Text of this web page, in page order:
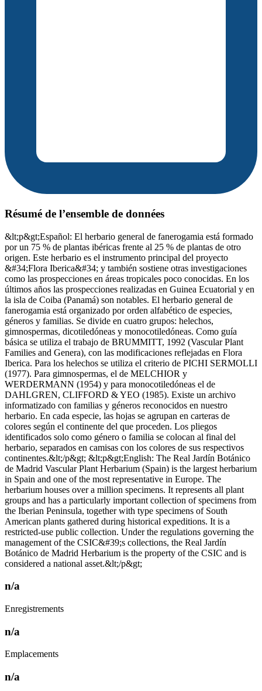
Résumé de l’ensemble de données
&lt;p&gt;Español: El herbario general de fanerogamia está formado
por un 75 % de plantas ibéricas frente al 25 % de plantas de otro
origen. Este herbario es el instrumento principal del proyecto
&#34;Flora Iberica&#34; y también sostiene otras investigaciones
como las prospecciones en áreas tropicales poco conocidas. En los
últimos años las prospecciones realizadas en Guinea Ecuatorial y en
la isla de Coiba (Panamá) son notables. El herbario general de
fanerogamia está organizado por orden alfabético de especies,
géneros y familias. Se divide en cuatro grupos: helechos,
gimnospermas, dicotiledóneas y monocotiledóneas. Como guía
básica se utiliza el trabajo de BRUMMITT, 1992 (Vascular Plant
Families and Genera), con las modificaciones reflejadas en Flora
Iberica. Para los helechos se utiliza el criterio de PICHI SERMOLLI
(1977). Para gimnospermas, el de MELCHIOR y
WERDERMANN (1954) y para monocotiledóneas el de
DAHLGREN, CLIFFORD & YEO (1985). Existe un archivo
informatizado con familias y géneros reconocidos en nuestro
herbario. En cada especie, las hojas se agrupan en carteras de
colores según el continente del que proceden. Los pliegos
identificados solo como género o familia se colocan al final del
herbario, separados en camisas con los colores de sus respectivos
continentes.&lt;/p&gt; &lt;p&gt;English: The Real Jardín Botánico
de Madrid Vascular Plant Herbarium (Spain) is the largest herbarium
in Spain and one of the most representative in Europe. The
herbarium houses over a million specimens. It represents all plant
groups and has a particularly important collection of specimens from
the Iberian Peninsula, together with type specimens of South
American plants gathered during historical expeditions. It is a
restricted-use public collection. Under the regulations governing the
management of the CSIC&#39;s collections, the Real Jardín
Botánico de Madrid Herbarium is the property of the CSIC and is
considered a national asset.&lt;/p&gt;
n/a
Enregistrements
n/a
Emplacements
n/a